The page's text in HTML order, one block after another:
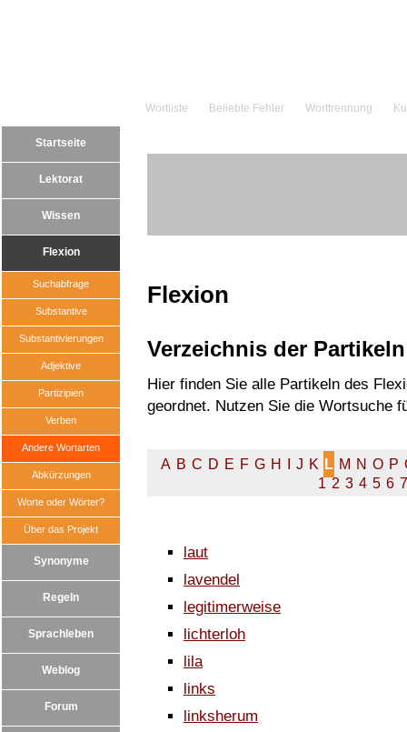
Wortliste Beliebte Fehler Worttrennung
Startseite
Lektorat
Wissen
Flexion
Suchabfrage
Substantive
Substantivierungen
Adjektive
Partizipien
Verben
Andere Wortarten
Abkürzungen
Worte oder Wörter?
Über das Projekt
Synonyme
Regeln
Sprachleben
Weblog
Forum
Flexion
Verzeichnis der Partikeln
Hier finden Sie alle Partikeln des
geordnet. Nutzen Sie die Wortsuche
A B C D E F G H J K L M N O P
1 2 3 4 5 6 7
laut
lavendel
legitimerweise
lichterloh
lila
links
linksherum